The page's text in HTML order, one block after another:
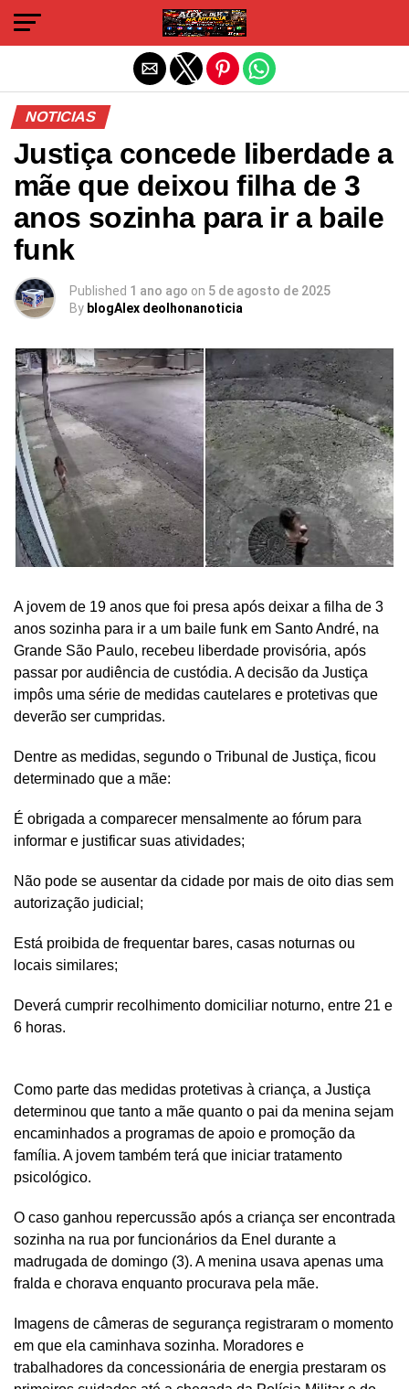
NOTICIAS
Justiça concede liberdade a
mãe que deixou filha de 3
anos sozinha para ir a baile
funk
Published 1 ano ago on 5 de agosto de 2025
By blogAlex deolhonanoticia
A jovem de 19 anos que foi presa após deixar a filha de 3
anos sozinha para ir a um baile funk em Santo André, na
Grande São Paulo, recebeu liberdade provisória, após
passar por audiência de custódia. A decisão da Justiça
impôs uma série de medidas cautelares e protetivas que
deverão ser cumpridas.
Dentre as medidas, segundo o Tribunal de Justiça, ficou
determinado que a mãe:
É obrigada a comparecer mensalmente ao fórum para
informar e justificar suas atividades;
Não pode se ausentar da cidade por mais de oito dias sem
autorização judicial;
Está proibida de frequentar bares, casas noturnas ou
locais similares;
Deverá cumprir recolhimento domiciliar noturno, entre 21 e
6 horas.
Como parte das medidas protetivas à criança, a Justiça
determinou que tanto a mãe quanto o pai da menina sejam
encaminhados a programas de apoio e promoção da
família. A jovem também terá que iniciar tratamento
psicológico.
O caso ganhou repercussão após a criança ser encontrada
sozinha na rua por funcionários da Enel durante a
madrugada de domingo (3). A menina usava apenas uma
fralda e chorava enquanto procurava pela mãe.
Imagens de câmeras de segurança registraram o momento
em que ela caminhava sozinha. Moradores e
trabalhadores da concessionária de energia prestaram os
Sair da versão mobile